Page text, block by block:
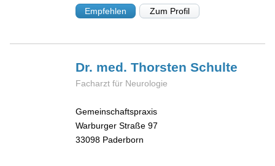
Empfehlen Zum Profil
Dr. med. ThorstenSchulte
Facharzt für Neurologie
Gemeinschaftspraxis
Warburger Straße 97
33098 Paderborn